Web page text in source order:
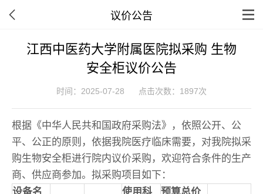
议价公告
江西中医药大学附属医院拟采购 生物
安全柜议价公告
时间：2025-07-28 点击次数：1897次
根据《中华人民共和国政府采购法》，依照公开、公
平、公正的原则，依据我院医疗临床需要，对我院拟采
购生物安全柜进行院内议价采购，欢迎符合条件的生产
商、供应商参加。拟采购项目如下：